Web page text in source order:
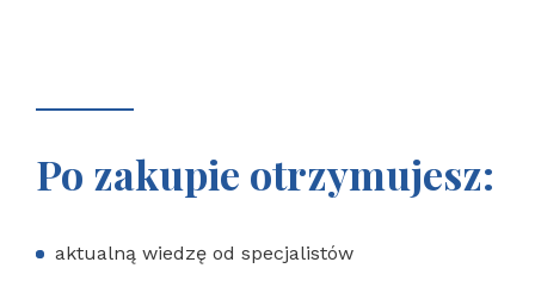
Po zakupie otrzymujesz:
aktualną wiedzę od specjalistów